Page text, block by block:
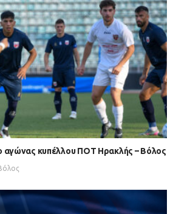
αγώνας κυπέλλου ΠΟΤ Ηρακλής – Βόλος